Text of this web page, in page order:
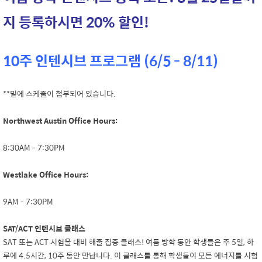
지 등록하시면 20% 할인!
10주 인텐시브 프로그램 (6/5 - 8/11)
**밑에 스케줄이 첨부되어 있습니다.
Northwest Austin Office Hours:
8:30AM - 7:30PM
Westlake Office Hours:
9AM - 7:30PM
SAT/ACT 인텐시브 클래스
SAT 또는 ACT 시험을 대비 해줄 집중 클래스! 여름 방학 동안 학생들은 주 5일, 하
루에 4.5시간, 10주 동안 만납니다. 이 클래스를 통해 학생들이 모든 에너지를 시험